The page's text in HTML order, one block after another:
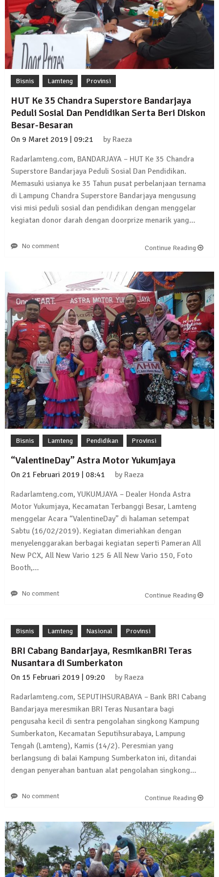
Kadus Untuk Mundur
4 September 2025 | 15:40
News Flash
iklan ucapan HUT RI
20 Agustus 2025 | 14:43
News Flash
Rumbia, Pelaku Ditangkap di Lamtim
26 Juli 2025 | 10:33
Kejari Geledah Kantor Disporapar
Lamteng Terkait Dugaan Korupsi Dana
Hibah Koni
16 Oktober 2024 | 05:27
News Flash
Berikut Jadwal Debat Kandidat Cabup-
Cawabup Lampung Tengah
Jumat Berkah SMSI Tulang Bawang
12 Juli 2024 | 15:15
Dengan Semangat Muda, Ida Bagus
Wisnu Pujana Mengambil Berkas
Penjaringan Balonkada di DPC PDI P
Lamtim
1 Mei 2024 | 12:10
News Flash
Melalui Dumas, Ketua SMSI Waykanan
Laporkan Kasus Pengeroyokan yang
Dialaminya ke Propam Polda Lampung
19 Maret 2024 | 16:01
News Flash
Anggota MPR-RI I Komang Koheri
Kembali Laksanakan Sosialisasi 4 Pilar
Kebangsaan, Kali Ini Digelar di Tubaba
2 Februari 2024 | 11:48
Bisnis Lamteng Provinsi
HUT Ke 35 Chandra Superstore Bandarjaya
Peduli Sosial Dan Pendidikan Serta Beri Diskon
Besar-Besaran
On 9 Maret 2019 | 09:21 by Raeza
Radarlamteng.com, BANDARJAYA – HUT Ke 35 Chandra
Superstore Bandarjaya Peduli Sosial Dan Pendidikan.
Memasuki usianya ke 35 Tahun pusat perbelanjaan ternama
di Lampung Chandra Superstore Bandarjaya mengusung
visi misi peduli sosial dan pendidikan dengan menggelar
kegiatan donor darah dengan doorprize menarik yang…
No comment Continue Reading
Bisnis Lamteng Pendidikan Provinsi
“ValentineDay” Astra Motor Yukumjaya
On 21 Februari 2019 | 08:41 by Raeza
Radarlamteng.com, YUKUMJAYA – Dealer Honda Astra
Motor Yukumjaya, Kecamatan Terbanggi Besar, Lamteng
menggelar Acara “ValentineDay” di halaman setempat
Sabtu (16/02/2019). Kegiatan dimeriahkan dengan
menyelenggarakan berbagai kegiatan seperti Pameran All
New PCX, All New Vario 125 & All New Vario 150, Foto
Booth,…
No comment Continue Reading
Bisnis Lamteng Nasional Provinsi
BRI Cabang Bandarjaya, ResmikanBRI Teras
Nusantara di Sumberkaton
On 15 Februari 2019 | 09:20 by Raeza
Radarlamteng.com, SEPUTIHSURABAYA – Bank BRI Cabang
Bandarjaya meresmikan BRI Teras Nusantara bagi
pengusaha kecil di sentra pengolahan singkong Kampung
Sumberkaton, Kecamatan Seputihsurabaya, Lampung
Tengah (Lamteng), Kamis (14/2). Peresmian yang
berlangsung di balai Kampung Sumberkaton ini, ditandai
dengan penyerahan bantuan alat pengolahan singkong…
No comment Continue Reading